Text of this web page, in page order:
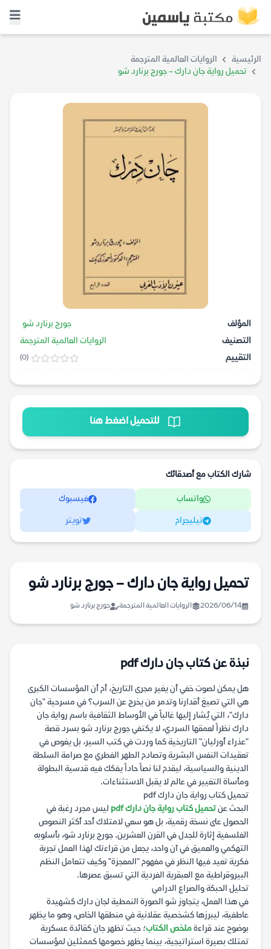
الرئيسية
الروايات العالمية المترجمة
تحميل رواية جان دارك – جورج برنارد شو
المؤلف
جورج برنارد شو
التصنيف
الروايات العالمية المترجمة
التقييم
(0)
للتحميل اضغط هنا
شارك الكتاب مع أصدقائك
واتساب فيسبوك
تيليجرام تويتر
تحميل رواية جان دارك – جورج برنارد شو
2026/06/14 الروايات العالمية المترجمة جورج برنارد شو
نبذة عن كتاب جان دارك pdf
هل يمكن لصوت خفي أن يغير مجرى التاريخ، أم أن المؤسسات الكبرى
هي التي تصيغ أقدارنا وتدمر من يخرج عن السرب؟ في مسرحية "جان
دارك"، التي يُشار إليها غالباً في الأوساط الثقافية باسم رواية جان
دارك نظراً لعمقها السردي، لا يكتفي جورج برنارد شو بسرد قصة
"عذراء أورليان" التاريخية كما وردت في كتب السير، بل يغوص في
تعقيدات النفس البشرية وتصادم الطهر الفطري مع صرامة السلطة
الدينية والسياسية، ليقدم لنا نصاً حاداً يفكك فيه قدسية البطولة
ومأساة التغيير في عالم لا يقبل الاستثناءات.
تحميل كتاب رواية جان دارك pdf
البحث عنتحميل كتاب رواية جان دارك pdf
ليس مجرد رغبة في
الحصول على نسخة رقمية، بل هو سعي لامتلاك أحد أكثر النصوص
الفلسفية إثارة للجدل في القرن العشرين. جورج برنارد شو، بأسلوبه
التهكمي والعميق في آن واحد، يجعل من قراءتك لهذا العمل تجربة
فكرية تعيد فيها النظر في مفهوم "المعجزة" وكيف تتعامل النظم
البيروقراطية مع العبقرية الفردية التي تسبق عصرها.
تحليل الحبكة والصراع الدرامي
في هذا العمل، يتجاوز شو الصورة النمطية لجان دارك كشهيدة
عاطفية، ليبرزها كشخصية عقلانية في منطقها الخاص، وهو ما يظهر
بوضوح عند قراءةملخص الكتاب؛ حيث تظهر جان كقائدة عسكرية
تمتلك بصيرة استراتيجية، بينما يظهر خصومها كممثلين لمؤسسات